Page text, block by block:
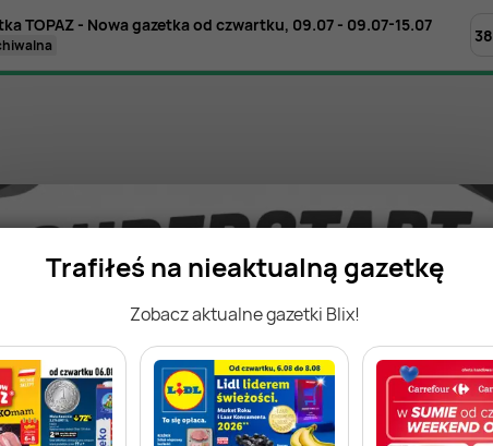
Trafiłeś na nieaktualną gazetkę
Zobacz aktualne gazetki Blix!
TOPAZ - Nowa gazetka od czwartku, 09.07 - 09.07-15.07
38